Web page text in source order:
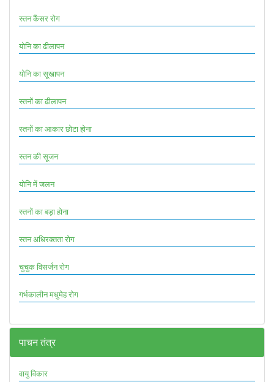
स्तन कैंसर रोग
योनि का ढीलापन
योनि का सूखापन
स्तनों का ढीलापन
स्तनों का आकार छोटा होना
स्तन की सूजन
योनि में जलन
स्तनों का बड़ा होना
स्तन अधिरक्तता रोग
चुचुक विसर्जन रोग
गर्भकालीन मधुमेह रोग
पाचन तंत्र
वायु विकार